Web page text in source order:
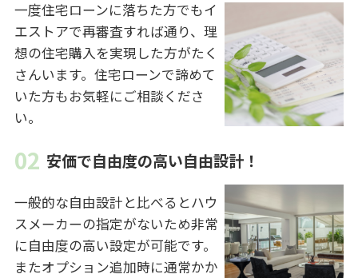
一度住宅ローンに落ちた方でもイ
エストアで再審査すれば通り、理
想の住宅購入を実現した方がたく
さんいます。住宅ローンで諦めて
いた方もお気軽にご相談くださ
い。
安価で自由度の高い自由設計！
一般的な自由設計と比べるとハウ
スメーカーの指定がないため非常
に自由度の高い設定が可能です。
またオプション追加時に通常かか